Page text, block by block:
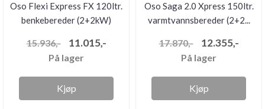
Oso Flexi Express FX 120ltr.
benkebereder (2+2kW)
15.936,- 11.015,-
På lager
Kjøp
Oso Saga 2.0 Xpress 150ltr.
varmtvannsbereder (2+2...
17.870,- 12.355,-
På lager
Kjøp